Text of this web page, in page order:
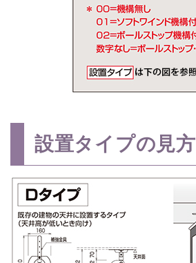
設置タイプの見方